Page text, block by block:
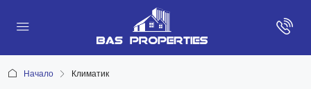
Начало Климатик